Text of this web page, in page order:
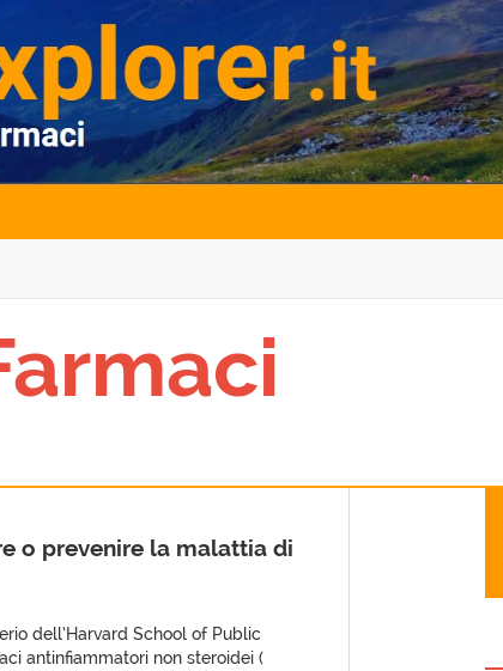
o prevenire la malattia di
dell’Harvard School of Public
antinfiammatori non steroidei (